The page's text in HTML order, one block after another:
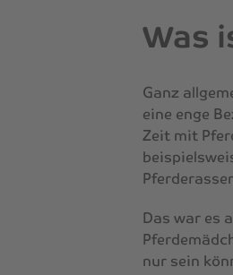
Was
Ganz
eine enge
Zeit mit
Das war es
nur sein